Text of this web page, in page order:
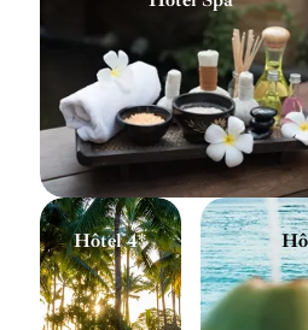
Hôtel 4*